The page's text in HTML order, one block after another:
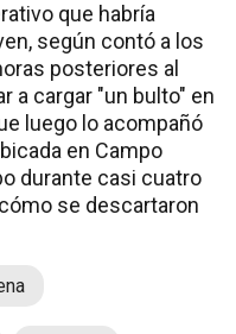
que habría
según contó a los
posteriores al
a cargar "un bulto" en
luego lo acompañó
en Campo
durante casi cuatro
se descartaron